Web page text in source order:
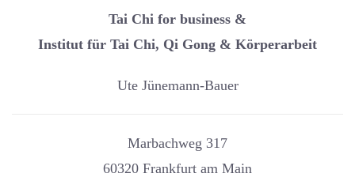
Tai Chi for business &
Institut für Tai Chi, Qi Gong & Körperarbeit
Ute Jünemann-Bauer
Marbachweg 317
60320 Frankfurt am Main